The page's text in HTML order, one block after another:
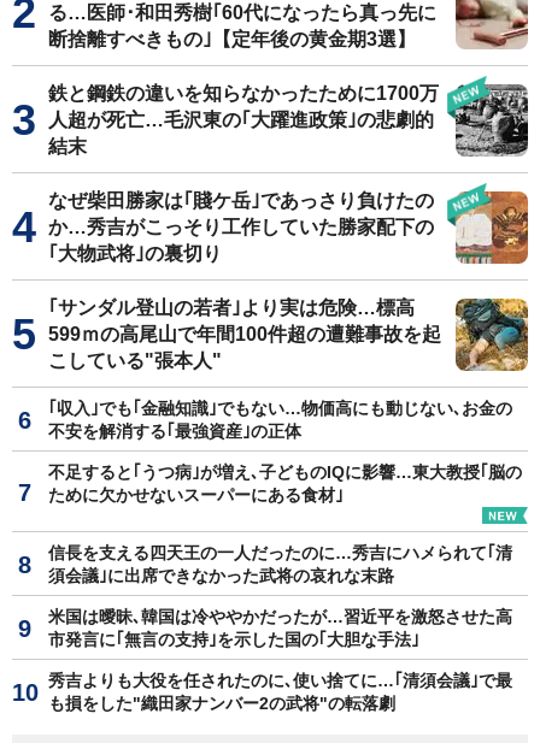
る…医師･和田秀樹｢60代になったら真っ先に
断捨離すべきもの｣【定年後の黄金期3選】
鉄と鋼鉄の違いを知らなかったために1700万
人超が死亡…毛沢東の｢大躍進政策｣の悲劇的
結末
なぜ柴田勝家は｢賤ケ岳｣であっさり負けたの
か…秀吉がこっそり工作していた勝家配下の
｢大物武将｣の裏切り
｢サンダル登山の若者｣より実は危険…標高
599ｍの高尾山で年間100件超の遭難事故を起
こしている"張本人"
｢収入｣でも｢金融知識｣でもない…物価高にも動じない､お金の
不安を解消する｢最強資産｣の正体
不足すると｢うつ病｣が増え､子どものIQに影響…東大教授｢脳の
ために欠かせないスーパーにある食材｣
信長を支える四天王の一人だったのに…秀吉にハメられて｢清
須会議｣に出席できなかった武将の哀れな末路
米国は曖昧､韓国は冷ややかだったが…習近平を激怒させた高
市発言に｢無言の支持｣を示した国の｢大胆な手法｣
秀吉よりも大役を任されたのに､使い捨てに…｢清須会議｣で最
も損をした"織田家ナンバー2の武将"の転落劇